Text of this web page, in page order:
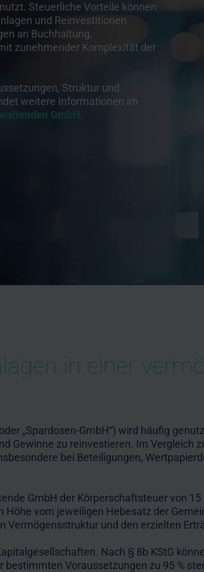
Steuerliche Vorteile können
und Reinvestitionen
an Buchhaltung,
zunehmender Komplexität der
Struktur und
weitere Informationen im
GmbH.
in einer
„Spardosen-GmbH“) wird häufig
Gewinne zu reinvestieren. Im Vergleich
bei Beteiligungen,
GmbH der Körperschaftsteuer von
vom jeweiligen Hebesatz der
Vermögensstruktur und den erzielten
Nach § 8b KStG
Voraussetzungen zu 95 %